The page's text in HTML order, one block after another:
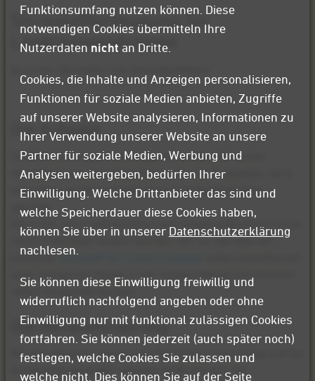
Stickstofferzeugung für
Laseranwendungen
Die Aufgabe
Die ERET-Tortechnik GmbH gehört zu den führenden
Herstellern von Schnelllauftoren. Bei der Produktion wird
besonders auf Wirtschaftlichkeit und Nachhaltigkeit
geachtet.
neuen Fiberlaser ersetzt werden. Der für den Betrieb
benötigteStickstoff für Laserschneiden
Die Herausforderung
Mit dem Kauf der neuen und effizienten Laseranlage soll die
Auslastung gesteigert werden, wodurch sich der
Funktionsumfang nutzen können. Diese
notwendigen Cookies übermitteln Ihre
Nutzerdaten nicht an Dritte.
Cookies, die Inhalte und Anzeigen personalisieren,
Funktionen für soziale Medien anbieten, Zugriffe
auf unserer Website analysieren, Informationen zu
Ihrer Verwendung unserer Website an unsere
Partner für soziale Medien, Werbung und
Analysen weitergeben, bedürfen Ihrer
Einwilligung. Welche Drittanbieter das sind und
welche Speicherdauer diese Cookies haben,
können Sie über in unserer Datenschutzerklärung
nachlesen.
Sie können diese Einwilligung freiwillig und
widerruflich nachfolgend angeben oder ohne
Einwilligung nur mit funktional zulässigen Cookies
fortfahren. Sie können jederzeit (auch später noch)
festlegen, welche Cookies Sie zulassen und
welche nicht. Dies können Sie auf der Seite